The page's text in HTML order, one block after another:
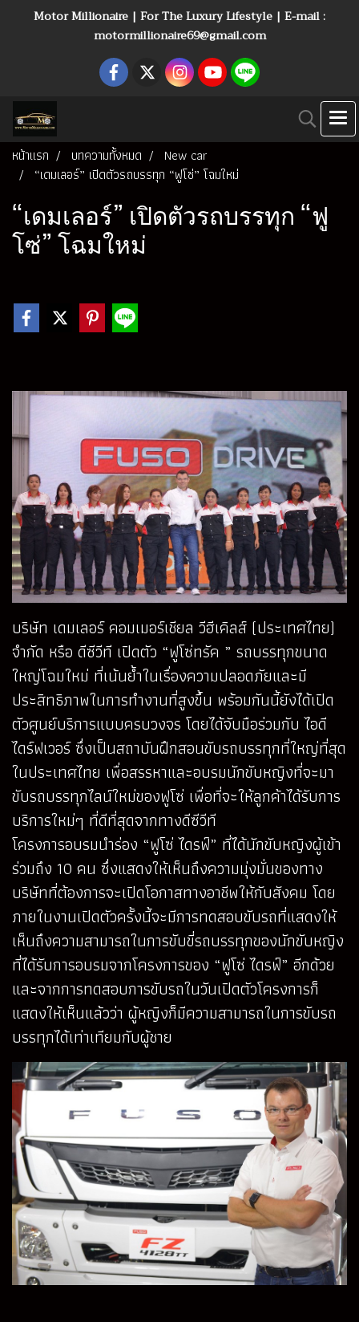
Motor Millionaire | For The Luxury Lifestyle | E-mail :
motormillionaire69@gmail.com
หน้าแรก บทความทั้งหมด
New car
“เดมเลอร์” เปิดตัวรถบรรทุก “ฟูโซ่” โฉมใหม่
“เดมเลอร์” เปิดตัวรถบรรทุก “ฟู
โซ่” โฉมใหม่
บริษัท เดมเลอร์ คอมเมอร์เชียล วีฮีเคิลส์ (ประเทศไทย)
จํากัด หรือ ดีซีวีที เปิดตัว “ฟูโซ่ทรัค ” รถบรรทุกขนาด
ใหญ่โฉมใหม่ ที่เน้นย้ำในเรื่องความปลอดภัยและมี
ประสิทธิภาพในการทำงานที่สูงขึ้น พร้อมกันนี้ยังได้เปิด
ตัวศูนย์บริการแบบครบวงจร โดยได้จับมือร่วมกับ ไอดี
ไดร์ฟเวอร์ ซึ่งเป็นสถาบันฝึกสอนขับรถบรรทุกที่ใหญ่ที่สุด
ในประเทศไทย เพื่อสรรหาและอบรมนักขับหญิงที่จะมา
ขับรถบรรทุกไลน์ใหม่ของฟูโซ่ เพื่อที่จะให้ลูกค้าได้รับการ
บริการใหม่ๆ ที่ดีที่สุดจากทางดีซีวีที
โครงการอบรมนำร่อง “ฟูโซ่ ไดรฟ์” ที่ได้นักขับหญิงผู้เข้า
ร่วมถึง 10 คน ซึ่งแสดงให้เห็นถึงความมุ่งมั่นของทาง
บริษัทที่ต้องการจะเปิดโอกาสทางอาชีพให้กับสังคม โดย
ภายในงานเปิดตัวครั้งนี้จะมีการทดสอบขับรถที่แสดงให้
เห็นถึงความสามารถในการขับขี่รถบรรทุกของนักขับหญิง
ที่ได้รับการอบรมจากโครงการของ “ฟูโซ่ ไดรฟ์” อีกด้วย
และจากการทดสอบการขับรถในวันเปิดตัวโครงการก็
แสดงให้เห็นแล้วว่า ผู้หญิงก็มีความสามารถในการขับรถ
บรรทุกได้เท่าเทียมกับผู้ชาย